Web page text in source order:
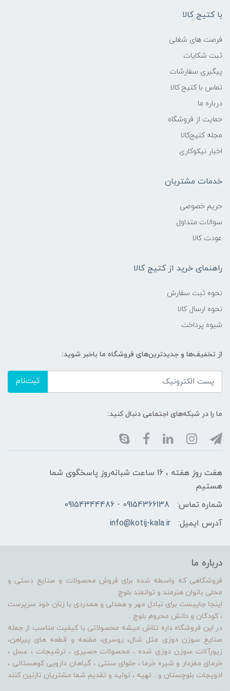
با کتیج کالا
فرصت های شغلی
ثبت شکایات
پیگیری سفارشات
تماس با کتیج کالا
درباره ما
حمایت از فروشگاه
مجله کتیج‌کالا
اخبار نیکوکاری
خدمات مشتریان
حریم خصوصی
سوالات متداول
عودت کالا
راهنمای خرید از کتیج کالا
نحوه ثبت سفارش
نحوه ارسال کالا
شیوه پرداخت
از تخفیف‌ها و جدیدترین‌های فروشگاه ما باخبر شوید:
ثبت‌نام
ما را در شبکه‌های اجتماعی دنبال کنید:
هفت روز هفته ، 16 ساعت شبانه‌روز پاسخگوی شما
هستیم
شماره تماس:
09154366138 - 09154344486
آدرس ایمیل:
info@kotij-kala.ir
درباره ما
فروشگاهی که واسطه شده برای فروش محصولات و صنایع دستی و
محلی بانوان هنرمند و توانمند بلوچ.
اینجا جاییست برای تبادل مهر و همدلی و همدردی با زنان خود سرپرست
، کودکان و دانش محروم بلوچ .
در این فروشگاه داره تلاش میشه محصولاتی با کیفیت مناسب از جمله
صنایع سوزن دوزی مثل شال، روسری، مقنعه و قطعه های پیراهن،
زیورآلات سوزن دوزی شده ، محصولات حصیری ، ترشیجات ، عسل ،
خرمای مغزدار و شیره خرما ، حلوای سنتی ، گیاهان دارویی کوهستانی ،
ادویجات بلوچستان و... تهیه ، تولید و تقدیم شما مشتریان نازنین کنند
.